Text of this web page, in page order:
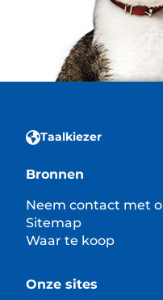
Taalkiezer
Bronnen
Neem contact met
Sitemap
Waar te koop
Onze sites